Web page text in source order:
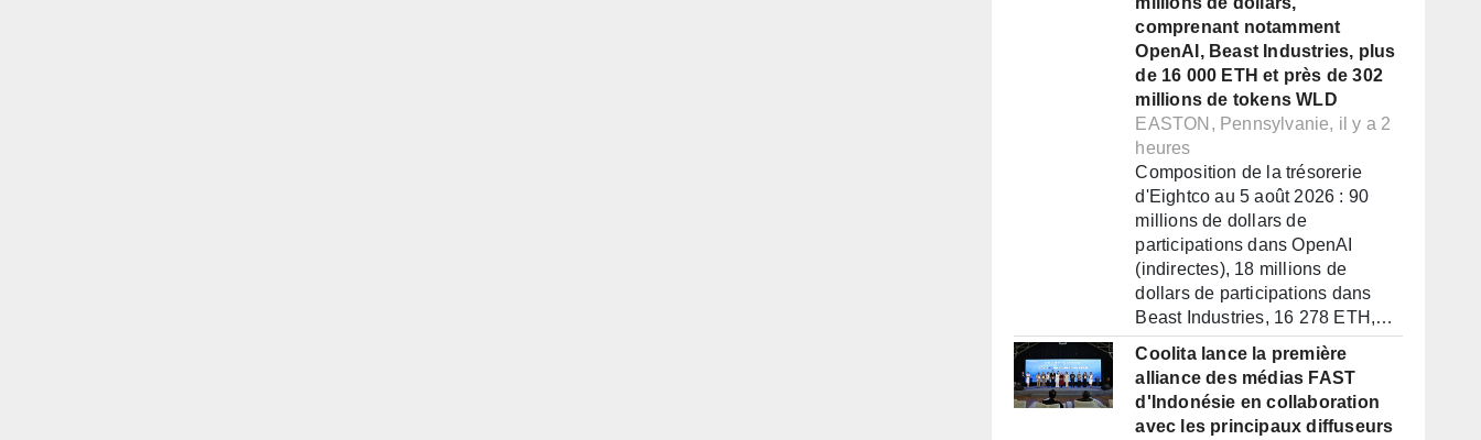
comprenant notamment
OpenAI, Beast Industries, plus
de 16 000 ETH et près de 302
millions de tokens WLD
EASTON, Pennsylvanie, il y a 2
heures
Composition de la trésorerie
d'Eightco au 5 août 2026 : 90
millions de dollars de
participations dans OpenAI
(indirectes), 18 millions de
dollars de participations dans
Beast Industries, 16 278 ETH,…
Coolita lance la première
alliance des médias FAST
d'Indonésie en collaboration
avec les principaux diffuseurs